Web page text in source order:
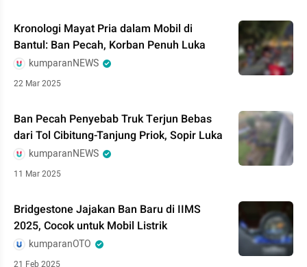
Kronologi Mayat Pria dalam Mobil di
Bantul: Ban Pecah, Korban Penuh Luka
kumparanNEWS
22 Mar 2025
Ban Pecah Penyebab Truk Terjun Bebas
dari Tol Cibitung-Tanjung Priok, Sopir Luka
kumparanNEWS
11 Mar 2025
Bridgestone Jajakan Ban Baru di IIMS
2025, Cocok untuk Mobil Listrik
kumparanOTO
21 Feb 2025